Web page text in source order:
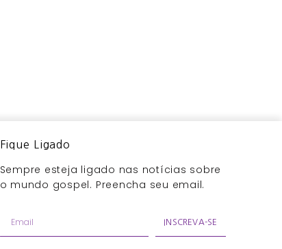
Fique Ligado
Sempre esteja ligado nas notícias sobre
o mundo gospel. Preencha seu email.
INSCREVA-SE